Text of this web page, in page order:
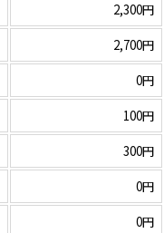
2,300円
2,700円
0円
100円
300円
0円
0円